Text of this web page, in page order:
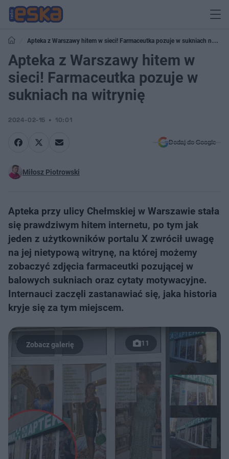
Apteka z Warszawy hitem w sieci! Farmaceutka pozuje w sukniach na
witrynię
Apteka z Warszawy hitem w
sieci! Farmaceutka pozuje w
sukniach na witrynię
2024-02-15 10:01
Dodaj do Google
Miłosz Piotrowski
Apteka przy ulicy Chełmskiej w Warszawie stała
się prawdziwym hitem internetu, po tym jak
jeden z użytkowników portalu X zwrócił uwagę
na jej nietypową witrynę, na której możemy
zobaczyć zdjęcia farmaceutki pozującej w
balowych sukniach oraz cytaty motywacyjne.
Internauci zaczęli zastanawiać się, jaka historia
kryje się za tym miejscem.
11